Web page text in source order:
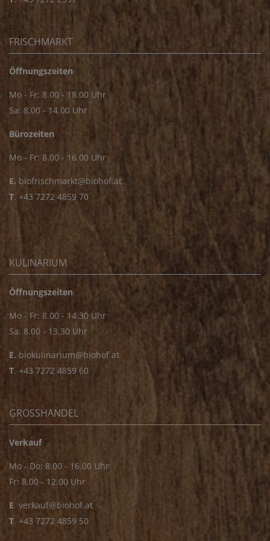
FRISCHMARKT
Öffnungszeiten
Mo - Fr: 8.00 - 18.00 Uhr
Sa: 8.00 - 14.00 Uhr
Bürozeiten
Mo - Fr: 8.00 - 16.00 Uhr
E. biofrischmarkt@biohof.at
T. +43 7272 4859 70
KULINARIUM
Öffnungszeiten
Mo - Fr: 8.00 - 14.30 Uhr
Sa: 8.00 - 13.30 Uhr
E. biokulinarium@biohof.at
T. +43 7272 4859 60
GROSSHANDEL
Verkauf
Mo - Do: 8.00 - 16.00 Uhr
Fr: 8.00 - 12.00 Uhr
E. verkauf@biohof.at
T. +43 7272 4859 50